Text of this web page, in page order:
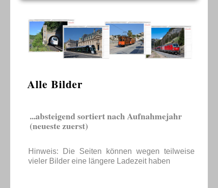
Alle Bilder
...absteigend sortiert nach Aufnahmejahr
(neueste zuerst)
Hinweis: Die Seiten können wegen teilweise
vieler Bilder eine längere Ladezeit haben